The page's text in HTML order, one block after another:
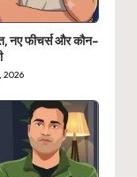
फीचर्स और कौन-
2026